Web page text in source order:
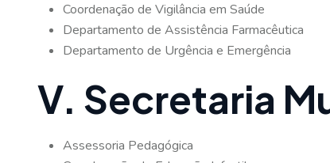
Coordenação de Vigilância em Saúde
Departamento de Assistência Farmacêutica
Departamento de Urgência e Emergência
V. Secretaria
Assessoria Pedagógica